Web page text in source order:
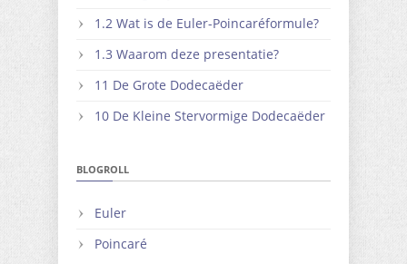
1.2 Wat is de Euler-Poincaréformule?
1.3 Waarom deze presentatie?
11 De Grote Dodecaëder
10 De Kleine Stervormige Dodecaëder
BLOGROLL
Euler
Poincaré